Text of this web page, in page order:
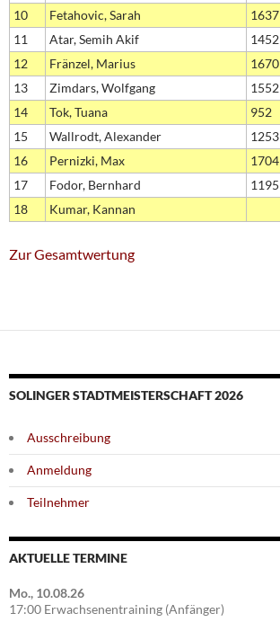
10
Fetahovic, Sarah 1637
11
Atar, Semih Akif 1452
12
Fränzel, Marius 1670
13
Zimdars, Wolfgang 1552
14
Tok, Tuana 952
15
Wallrodt, Alexander 1253
16
Pernizki, Max 1704
17
Fodor, Bernhard 1195
18
Kumar, Kannan
Zur Gesamtwertung
SOLINGER STADTMEISTERSCHAFT 2026
Ausschreibung
Anmeldung
Teilnehmer
AKTUELLE TERMINE
Mo., 10.08.26
17:00 Erwachsenentraining (Anfänger)